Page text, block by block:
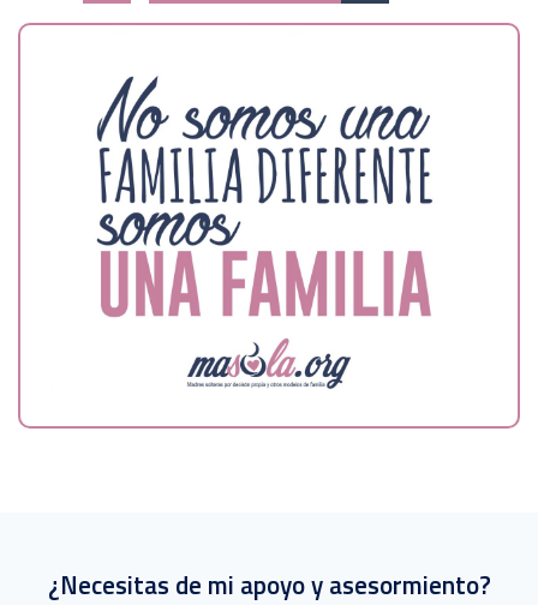
¿Necesitas de mi apoyo y asesormiento?